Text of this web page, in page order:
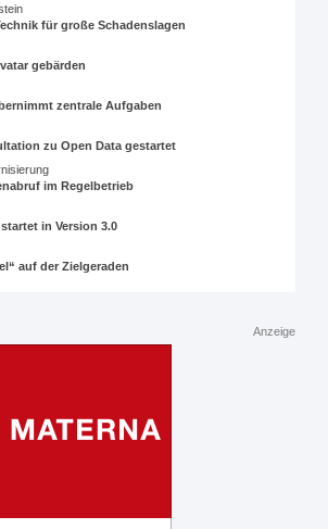
für große Schadenslagen
gebärden
zentrale Aufgaben
zu Open Data gestartet
im Regelbetrieb
in Version 3.0
auf der Zielgeraden
Anzeige